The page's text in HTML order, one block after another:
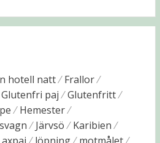
hotell natt
Frallor
Glutenfri paj
Glutenfritt
Hemester
Järvsö
Karibien